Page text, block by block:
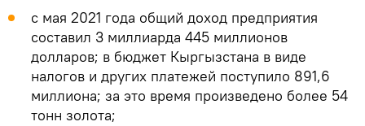
c мая 2021 года общий доход предприятия
составил 3 миллиарда 445 миллионов
долларов; в бюджет Кыргызстана в виде
налогов и других платежей поступило 891,6
миллиона; за это время произведено более 54
тонн золота;